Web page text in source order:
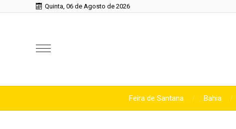
Quinta, 06 de Agosto de 2026
Feira de Santana Bahia